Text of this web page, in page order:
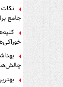
نکات
جامع
چالش‌ها